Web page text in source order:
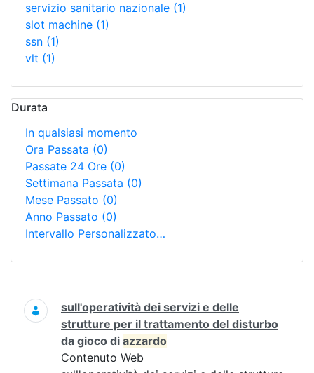
servizio sanitario nazionale (1)
slot machine (1)
ssn (1)
vlt (1)
Durata
In qualsiasi momento
Ora Passata (0)
Passate 24 Ore (0)
Settimana Passata (0)
Mese Passato (0)
Anno Passato (0)
Intervallo Personalizzato…
Ricerca
sull'operatività dei servizi e delle
strutture per il trattamento del disturbo
da gioco di azzardo
Contenuto Web